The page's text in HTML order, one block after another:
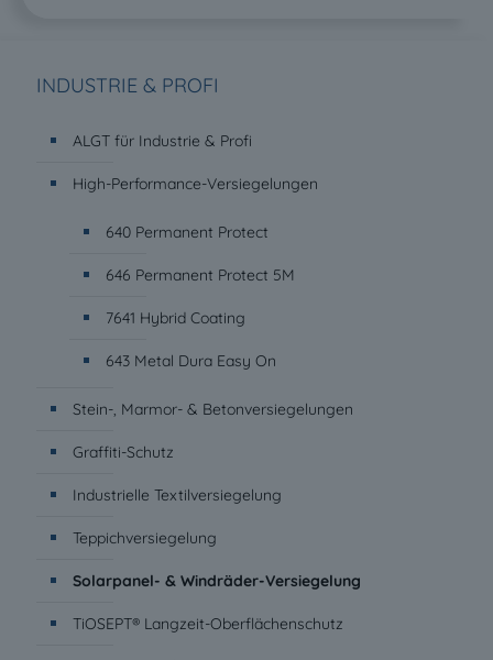
INDUSTRIE & PROFI
ALGT für Industrie & Profi
High-Performance-Versiegelungen
640 Permanent Protect
646 Permanent Protect 5M
7641 Hybrid Coating
643 Metal Dura Easy On
Stein-, Marmor- & Betonversiegelungen
Graffiti-Schutz
Industrielle Textilversiegelung
Teppichversiegelung
Solarpanel- & Windräder-Versiegelung
TiOSEPT® Langzeit-Oberflächenschutz